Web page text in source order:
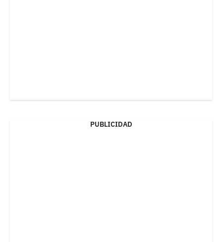
PUBLICIDAD